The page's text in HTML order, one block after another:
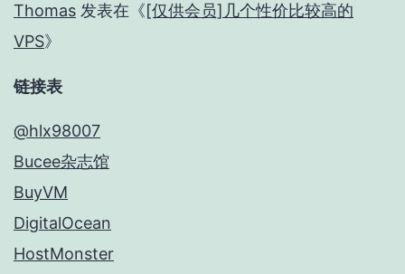
Thomas 发表在《[仅供会员]几个性价比较高的
VPS》
链接表
@hlx98007
Bucee杂志馆
BuyVM
DigitalOcean
HostMonster